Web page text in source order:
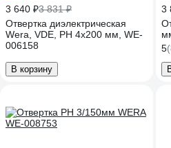
3 640 ₽3 831 ₽
Отвертка диэлектрическая
Wera, VDE, PH 4х200 мм, WE-
006158
В корзину
3
5